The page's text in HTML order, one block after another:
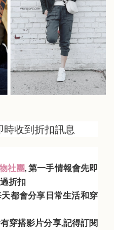
收到折扣訊息
社團, 第一手情報會先即
折扣
都會分享日常生活和穿
穿搭影片分享,記得訂閱